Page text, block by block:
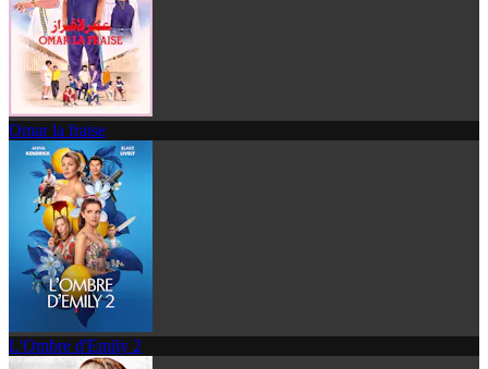
Omar la fraise
L'Ombre d'Emily 2